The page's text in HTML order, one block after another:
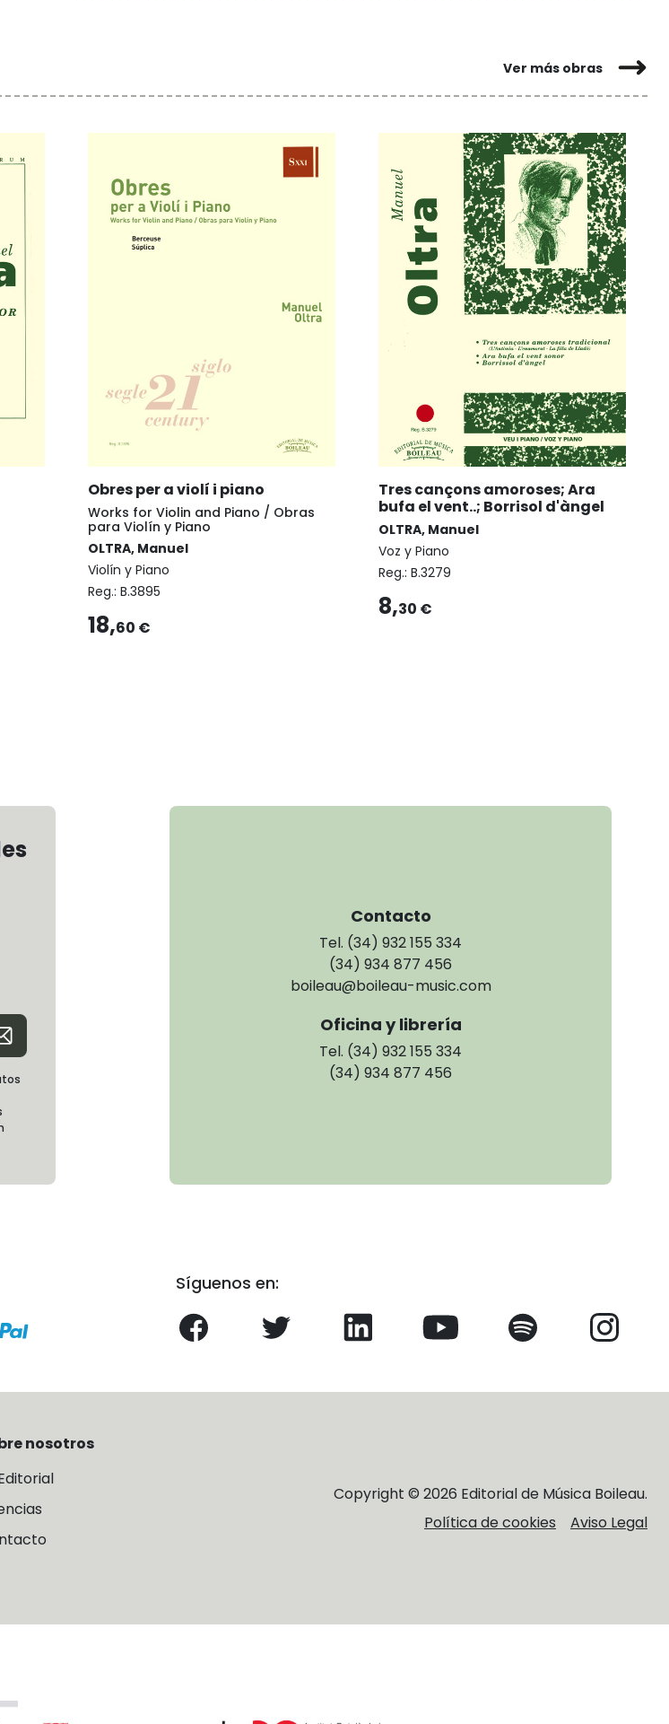
Ver más obras
Obres per a violí i piano
Works for Violin and Piano / Obras
para Violín y Piano
OLTRA, Manuel
Violín y Piano
Reg.: B.3895
18,60 €
Tres cançons amoroses; Ara
bufa el vent..; Borrisol d'àngel
OLTRA, Manuel
Voz y Piano
Reg.: B.3279
8,30 €
Contacto
Tel. (34) 932 155 334
(34) 934 877 456
boileau@boileau-music.com
Oficina y librería
Tel. (34) 932 155 334
(34) 934 877 456
Síguenos en:
nosotros
Copyright © 2026 Editorial de Música Boileau.
Política de cookies
Aviso Legal